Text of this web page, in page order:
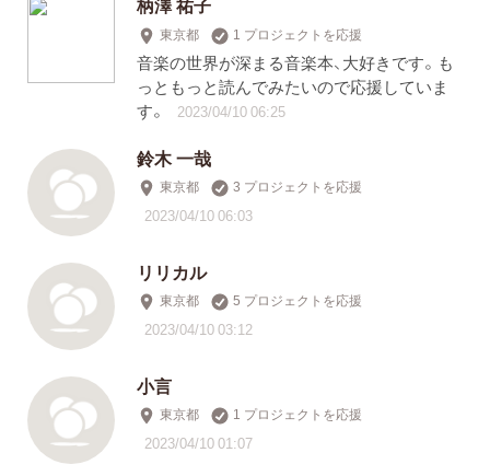
東京都 1 プロジェクトを応援
音楽の世界が深まる音楽本、大好きです。も
っともっと読んでみたいので応援していま
す。
2023/04/10 06:25
鈴木 一哉
東京都 3 プロジェクトを応援
2023/04/10 06:03
リリカル
東京都 5 プロジェクトを応援
2023/04/10 03:12
小言
東京都 1 プロジェクトを応援
2023/04/10 01:07